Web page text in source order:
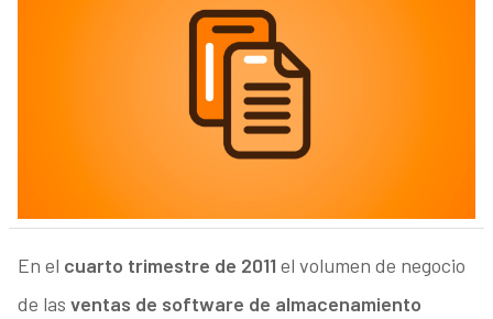
En el cuarto trimestre de 2011 el volumen de negocio
de las ventas de software de almacenamiento